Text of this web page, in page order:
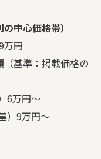
中心価格帯）
万円
（基準：掲載価格の
6万円〜
）9万円〜